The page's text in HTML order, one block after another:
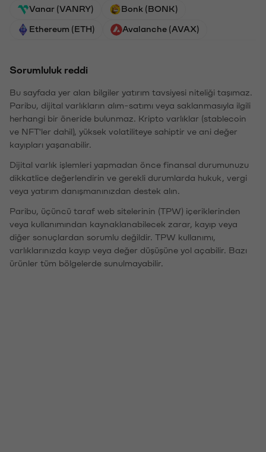
Vanar (VANRY) Bonk (BONK)
Ethereum (ETH) Avalanche (AVAX)
Sorumluluk reddi
Bu sayfada yer alan bilgiler yatırım tavsiyesi niteliği taşımaz.
Paribu, dijital varlıkların alım-satımı veya saklanmasıyla ilgili
herhangi bir öneride bulunmaz. Kripto varlıklar (stablecoin
ve NFT'ler dahil), yüksek volatiliteye sahiptir ve ani değer
kayıpları yaşanabilir.
Dijital varlık işlemleri yapmadan önce finansal durumunuzu
dikkatlice değerlendirin ve gerekli durumlarda hukuk, vergi
veya yatırım danışmanınızdan destek alın.
Paribu, üçüncü taraf web sitelerinin (TPW) içeriklerinden
veya kullanımından kaynaklanabilecek zarar, kayıp veya
diğer sonuçlardan sorumlu değildir. TPW kullanımı,
varlıklarınızda kayıp veya değer düşüşüne yol açabilir. Bazı
ürünler tüm bölgelerde sunulmayabilir.